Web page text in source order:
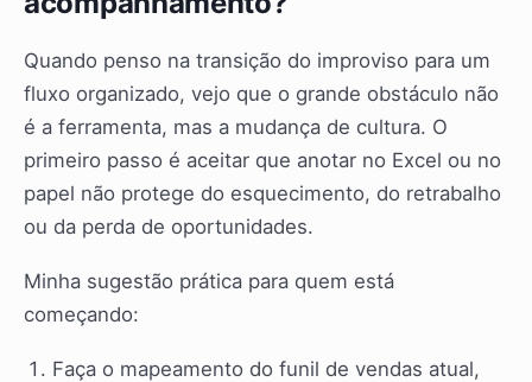
Quando penso na transição do improviso para um
fluxo organizado, vejo que o grande obstáculo não
é a ferramenta, mas a mudança de cultura. O
primeiro passo é aceitar que anotar no Excel ou no
papel não protege do esquecimento, do retrabalho
ou da perda de oportunidades.
Minha sugestão prática para quem está
começando:
Faça o mapeamento do funil de vendas atual,